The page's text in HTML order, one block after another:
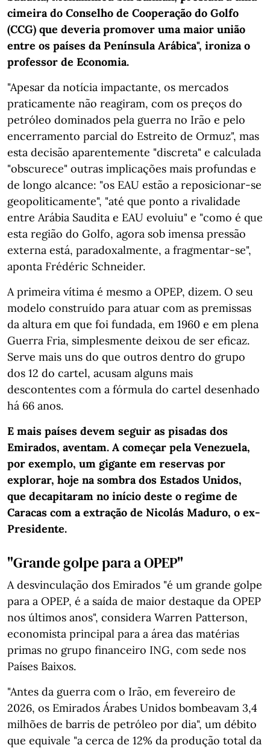
cimeira do Conselho de Cooperação do Golfo
(CCG) que deveria promover uma maior união
entre os países da Península Arábica", ironiza o
professor de Economia.
"Apesar da notícia impactante, os mercados
praticamente não reagiram, com os preços do
petróleo dominados pela guerra no Irão e pelo
encerramento parcial do Estreito de Ormuz", mas
esta decisão aparentemente "discreta" e calculada
"obscurece" outras implicações mais profundas e
de longo alcance: "os EAU estão a reposicionar-se
geopoliticamente", "até que ponto a rivalidade
entre Arábia Saudita e EAU evoluiu" e "como é que
esta região do Golfo, agora sob imensa pressão
externa está, paradoxalmente, a fragmentar-se",
aponta Frédéric Schneider.
A primeira vítima é mesmo a OPEP, dizem. O seu
modelo construído para atuar com as premissas
da altura em que foi fundada, em 1960 e em plena
Guerra Fria, simplesmente deixou de ser eficaz.
Serve mais uns do que outros dentro do grupo
dos 12 do cartel, acusam alguns mais
descontentes com a fórmula do cartel desenhado
há 66 anos.
E mais países devem seguir as pisadas dos
Emirados, aventam. A começar pela Venezuela,
por exemplo, um gigante em reservas por
explorar, hoje na sombra dos Estados Unidos,
que decapitaram no início deste o regime de
Caracas com a extração de Nicolás Maduro, o ex-
Presidente.
"Grande golpe para a OPEP"
A desvinculação dos Emirados "é um grande golpe
para a OPEP, é a saída de maior destaque da OPEP
nos últimos anos", considera Warren Patterson,
economista principal para a área das matérias
primas no grupo financeiro ING, com sede nos
Países Baixos.
"Antes da guerra com o Irão, em fevereiro de
2026, os Emirados Árabes Unidos bombeavam 3,4
milhões de barris de petróleo por dia", um débito
que equivale "a cerca de 12% da produção total da